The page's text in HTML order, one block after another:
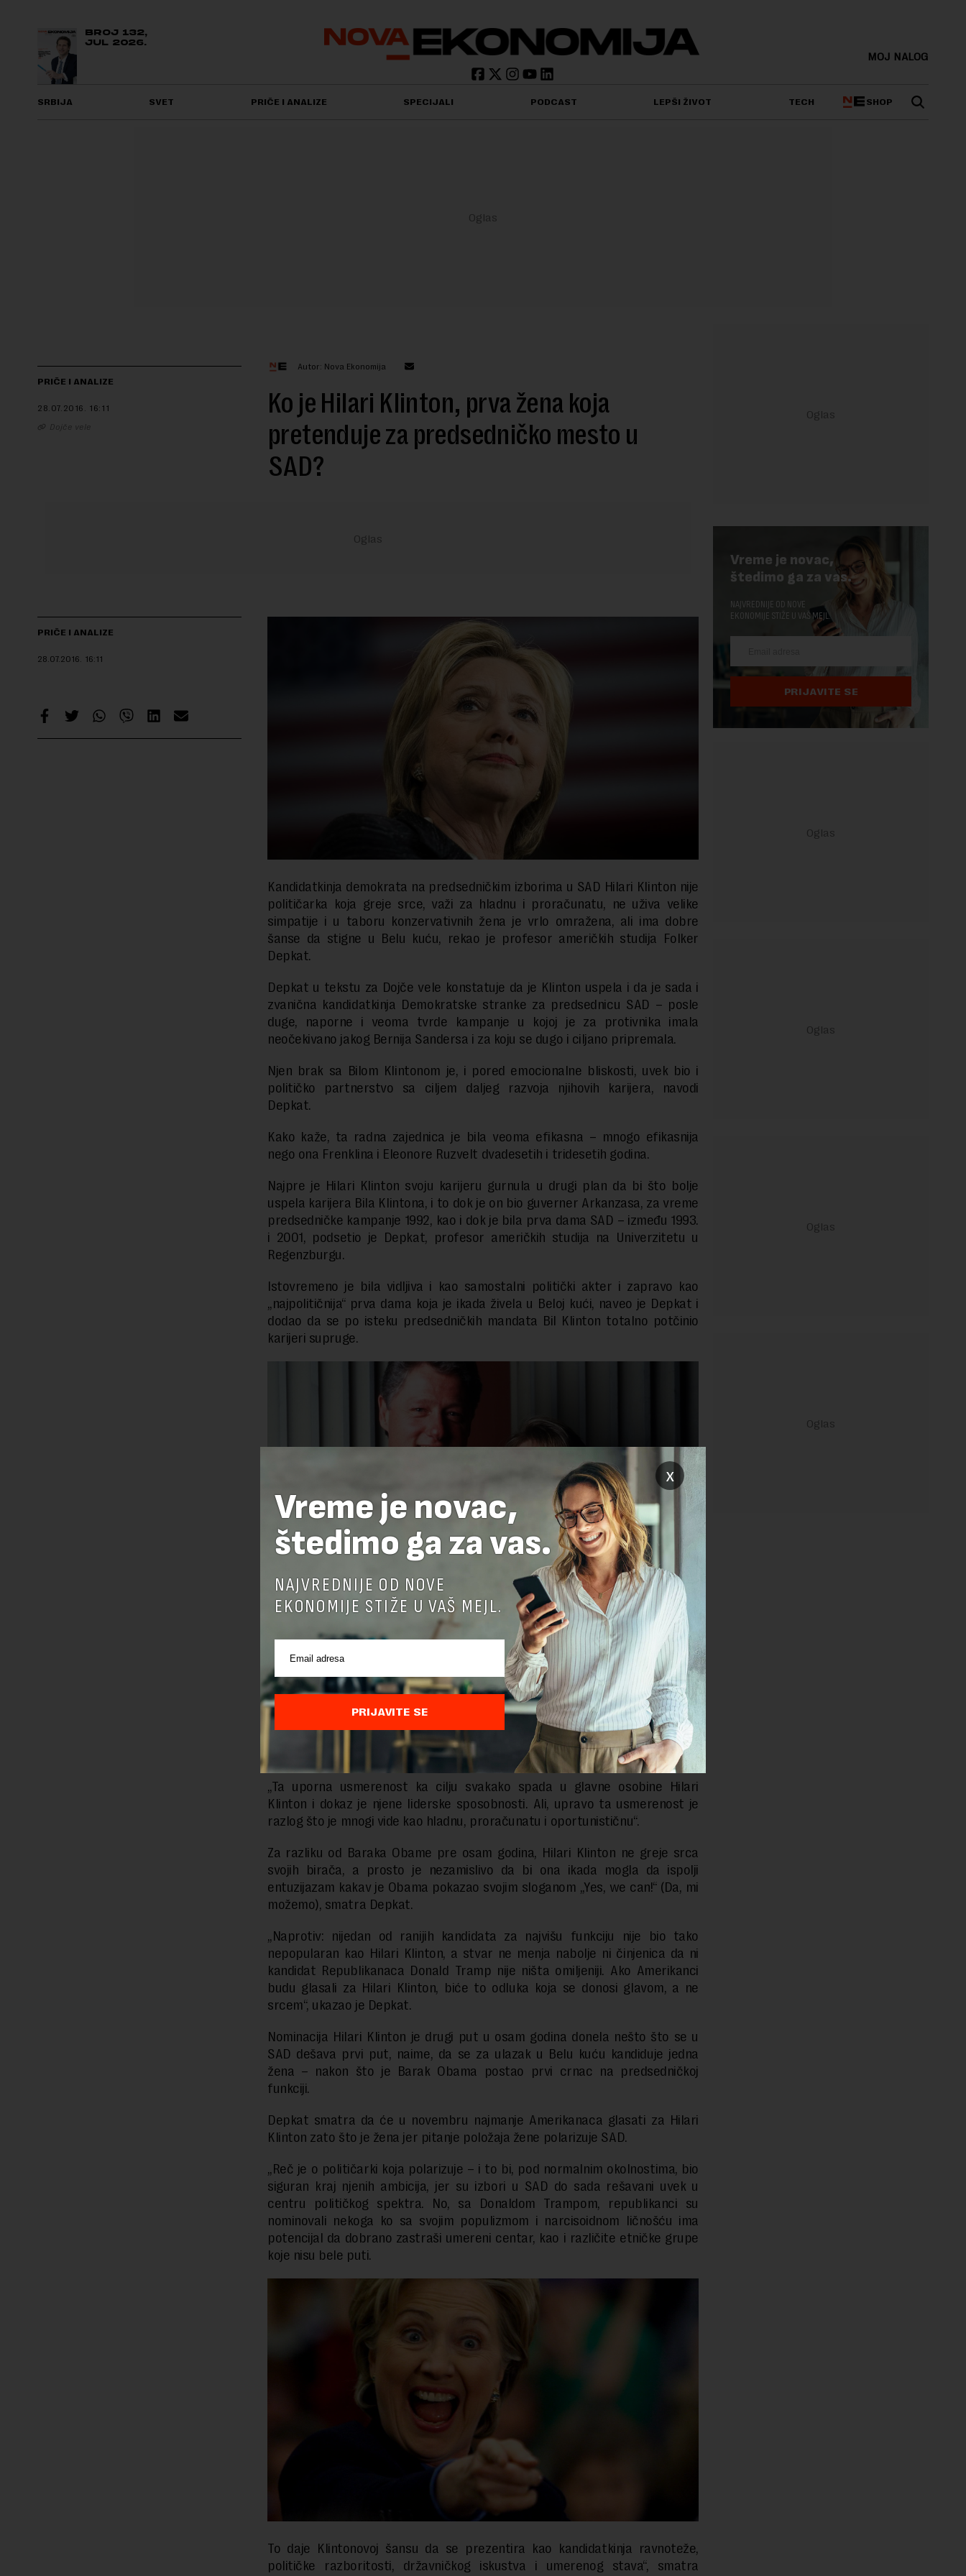
BROJ 132,
JUL 2026.
MOJ NALOG
SRBIJA SVET PRIČE I ANALIZE SPECIJALI PODCAST LEPŠI ŽIVOT TECH SHOP
PRIČE I ANALIZE
28.07.2016. 16:11
Dojče vele
Autor: Nova Ekonomija
Ko je Hilari Klinton, prva žena koja
pretenduje za predsedničko mesto u
SAD?
PRIČE I ANALIZE
28.07.2016. 16:11
Kandidatkinja demokrata na predsedničkim izborima u SAD Hilari Klinton nije
političarka koja greje srce, važi za hladnu i proračunatu, ne uživa velike
simpatije i u taboru konzervativnih žena je vrlo omražena, ali ima dobre
šanse da stigne u Belu kuću, rekao je profesor američkih studija Folker
Depkat.
Depkat u tekstu za Dojče vele konstatuje da je Klinton uspela i da je sada i
zvanična kandidatkinja Demokratske stranke za predsednicu SAD – posle
duge, naporne i veoma tvrde kampanje u kojoj je za protivnika imala
neočekivano jakog Bernija Sandersa i za koju se dugo i ciljano pripremala.
Njen brak sa Bilom Klintonom je, i pored emocionalne bliskosti, uvek bio i
političko partnerstvo sa ciljem daljeg razvoja njihovih karijera, navodi
Depkat.
Kako kaže, ta radna zajednica je bila veoma efikasna – mnogo efikasnija
nego ona Frenklina i Eleonore Ruzvelt dvadesetih i tridesetih godina.
Najpre je Hilari Klinton svoju karijeru gurnula u drugi plan da bi što bolje
uspela karijera Bila Klintona, i to dok je on bio guverner Arkanzasa, za vreme
predsedničke kampanje 1992, kao i dok je bila prva dama SAD – između 1993.
i 2001, podsetio je Depkat, profesor američkih studija na Univerzitetu u
Regenzburgu.
Istovremeno je bila vidljiva i kao samostalni politički akter i zapravo kao
„najpolitičnija“ prva dama koja je ikada živela u Beloj kući, naveo je Depkat i
dodao da se po isteku predsedničkih mandata Bil Klinton totalno potčinio
karijeri supruge.
Ona se uspešno kandidovala za strateški važnu funkciju senatorke Njujorka,
2008. je prvi put pokušala da postane predsednica, da bi potom postala
ministarka spoljnih poslova u službi predsednika Baraka Obame, a sa te
funkcije se povukla pravovremeno kako bi na miru i sa distance prema
Obami mogla da priprema svoju drugu predsedničku kandidaturu, ukazuje
„Ta uporna usmerenost ka cilju svakako spada u glavne osobine Hilari
Klinton i dokaz je njene liderske sposobnosti. Ali, upravo ta usmerenost je
razlog što je mnogi vide kao hladnu, proračunatu i oportunističnu“.
Za razliku od Baraka Obame pre osam godina, Hilari Klinton ne greje srca
svojih birača, a prosto je nezamislivo da bi ona ikada mogla da ispolji
entuzijazam kakav je Obama pokazao svojim sloganom „Yes, we can!“ (Da, mi
možemo), smatra Depkat.
„Naprotiv: nijedan od ranijih kandidata za najvišu funkciju nije bio tako
nepopularan kao Hilari Klinton, a stvar ne menja nabolje ni činjenica da ni
kandidat Republikanaca Donald Tramp nije ništa omiljeniji. Ako Amerikanci
budu glasali za Hilari Klinton, biće to odluka koja se donosi glavom, a ne
srcem“, ukazao je Depkat.
Nominacija Hilari Klinton je drugi put u osam godina donela nešto što se u
SAD dešava prvi put, naime, da se za ulazak u Belu kuću kandiduje jedna
žena – nakon što je Barak Obama postao prvi crnac na predsedničkoj
funkciji.
Depkat smatra da će u novembru najmanje Amerikanaca glasati za Hilari
Klinton zato što je žena jer pitanje položaja žene polarizuje SAD.
„Reč je o političarki koja polarizuje – i to bi, pod normalnim okolnostima, bio
siguran kraj njenih ambicija, jer su izbori u SAD do sada rešavani uvek u
centru političkog spektra. No, sa Donaldom Trampom, republikanci su
nominovali nekoga ko sa svojim populizmom i narcisoidnom ličnošću ima
potencijal da dobrano zastraši umereni centar, kao i različite etničke grupe
koje nisu bele puti.
To daje Klintonovoj šansu da se prezentira kao kandidatkinja ravnoteže,
političke razboritosti, državničkog iskustva i umerenog stava“, smatra
Vreme je novac,
štedimo ga za vas.
NAJVREDNIJE OD NOVE
EKONOMIJE STIŽE U VAŠ MEJL.
PRIJAVITE SE
x
Vreme je novac,
štedimo ga za vas.
NAJVREDNIJE OD NOVE
EKONOMIJE STIŽE U VAŠ MEJL.
PRIJAVITE SE